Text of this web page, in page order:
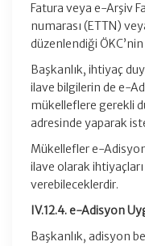
Fatura veya e-Arşiv
numarası (ETTN)
düzenlendiği
Başkanlık, ihtiyaç
ilave bilgilerin de e-
mükelleflere gerekli
adresinde yaparak
Mükellefler e-
ilave olarak
verebileceklerdir.
IV.12.4. e-Adisyon
Başkanlık, adisyon